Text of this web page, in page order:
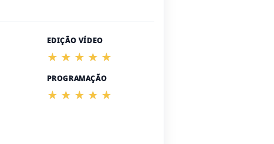
EDIÇÃO VÍDEO
PROGRAMAÇÃO